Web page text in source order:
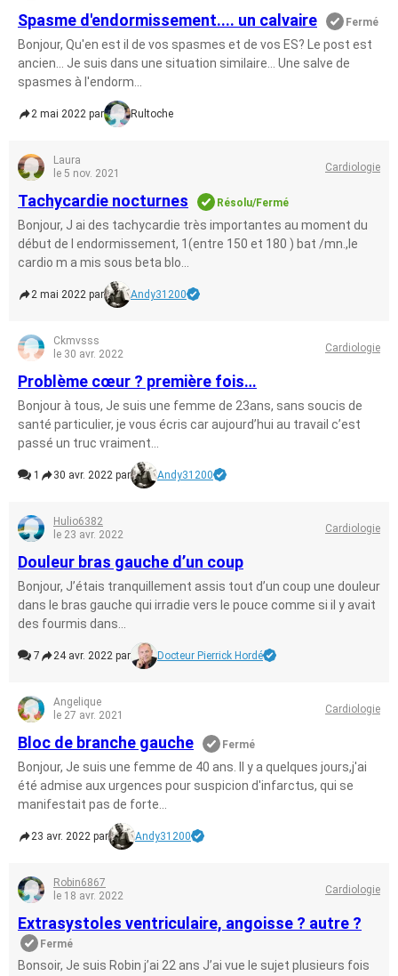
Spasme d'endormissement.... un calvaire Fermé
Bonjour, Qu'en est il de vos spasmes et de vos ES? Le post est
ancien... Je suis dans une situation similaire... Une salve de
spasmes à l'endorm...
2 mai 2022 par Rultoche
Laura
le 5 nov. 2021
Cardiologie
Tachycardie nocturnes Résolu/Fermé
Bonjour, J ai des tachycardie très importantes au moment du
début de l endormissement, 1(entre 150 et 180 ) bat /mn.,le
cardio m a mis sous beta blo...
2 mai 2022 par Andy31200
Ckmvsss
le 30 avr. 2022
Cardiologie
Problème cœur ? première fois…
Bonjour à tous, Je suis une femme de 23ans, sans soucis de
santé particulier, je vous écris car aujourd’hui au travail c’est
passé un truc vraiment...
1 30 avr. 2022 par Andy31200
Hulio6382
le 23 avr. 2022
Cardiologie
Douleur bras gauche d’un coup
Bonjour, J’étais tranquillement assis tout d’un coup une douleur
dans le bras gauche qui irradie vers le pouce comme si il y avait
des fourmis dans...
7 24 avr. 2022 par Docteur Pierrick Hordé
Angelique
le 27 avr. 2021
Cardiologie
Bloc de branche gauche Fermé
Bonjour, Je suis une femme de 40 ans. Il y a quelques jours,j'ai
été admise aux urgences pour suspicion d'infarctus, qui se
manifestait pas de forte...
23 avr. 2022 par Andy31200
Robin6867
le 18 avr. 2022
Cardiologie
Extrasystoles ventriculaire, angoisse ? autre ?
Fermé
Bonsoir, Je suis Robin j’ai 22 ans J’ai vue le sujet plusieurs fois